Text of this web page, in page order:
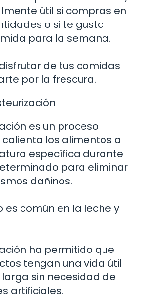
útil si compras en
o si te gusta
para la semana.
de tus comidas
por la frescura.
es un proceso
los alimentos a
específica durante
para eliminar
dañinos.
es común en la leche y
ha permitido que
tengan una vida útil
sin necesidad de
artificiales.